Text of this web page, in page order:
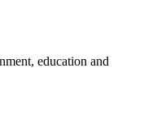
education and